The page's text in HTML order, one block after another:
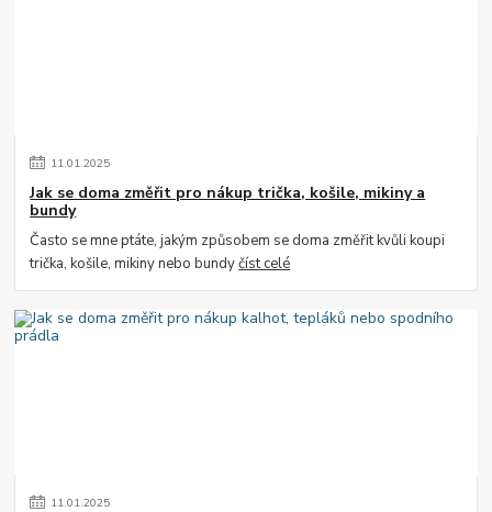
11.01.2025
Jak se doma změřit pro nákup trička, košile, mikiny a
bundy
Často se mne ptáte, jakým způsobem se doma změřit kvůli koupi
trička, košile, mikiny nebo bundyčíst celé
11.01.2025